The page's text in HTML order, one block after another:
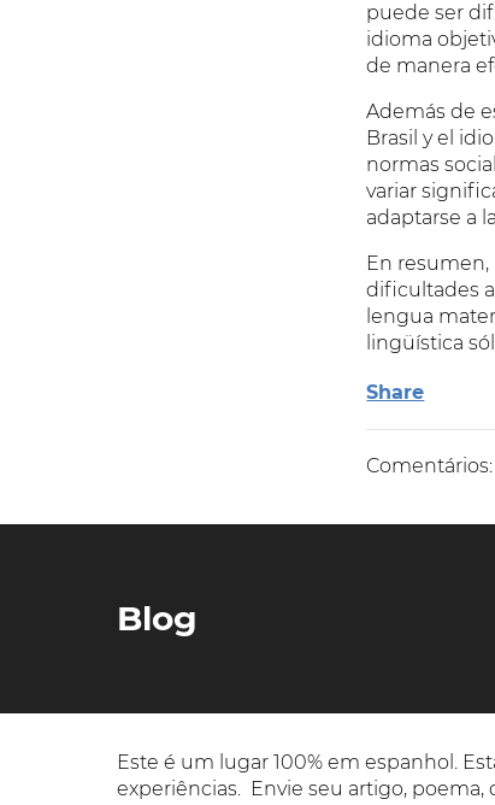
puede ser
idioma
de manera
Además de
Brasil y el
normas
variar
adaptarse a
En
dificultades
lengua
lingüística
Share
Comentários:
Blog
Este é um lugar 100% em espanhol.
experiências. Envie seu artigo,